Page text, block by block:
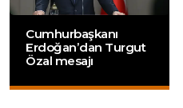
Cumhurbaşkanı
Erdoğan’dan Turgut
Özal mesajı